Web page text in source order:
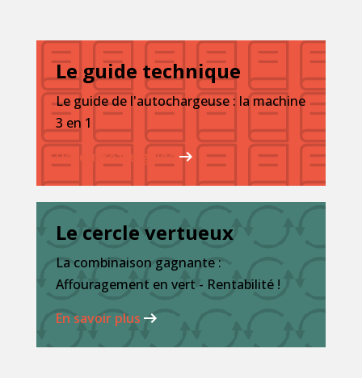
Le guide technique
Le guide de l'autochargeuse : la machine
3 en 1
Découvrez le guide
Le cercle vertueux
La combinaison gagnante :
Affouragement en vert - Rentabilité !
En savoir plus